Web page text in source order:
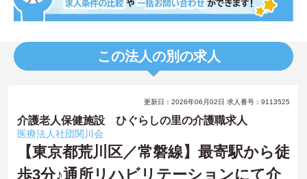
この法人の別の求人
更新日：2026年06月02日 求人番号：9113525
介護老人保健施設 ひぐらしの里の介護職求人
医療法人社団関川会
【東京都荒川区／常磐線】最寄駅から徒
歩3分♪通所リハビリテーションにて介